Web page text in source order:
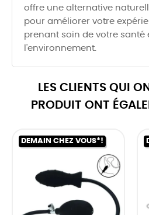
offre une alternative
pour améliorer votre
prenant soin de votre santé
l'environnement.
LES CLIENTS QUI
PRODUIT ONT
DEMAIN CHEZ VOUS*!